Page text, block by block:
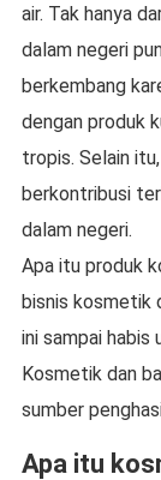
air. Tak hanya
dalam negeri
berkembang
dengan produk
tropis. Selain
berkontribusi
dalam negeri.
Apa itu produk
bisnis kosmetik
ini sampai
Kosmetik dan
sumber
Apa itu